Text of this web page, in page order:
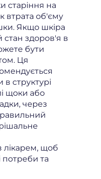
старіння на
втрата об'єму
Якщо шкіра
стан здоров'я в
бути
Ця
в структурі
щоки або
через
лікарем, щоб
потреби та